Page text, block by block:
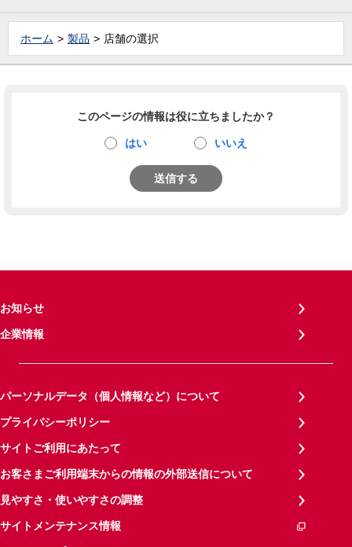
ホーム 製品 店舗の選択
このページの情報は役に立ちましたか？
はい いいえ
送信する
お知らせ
企業情報
パーソナルデータ（個人情報など）について
プライバシーポリシー
サイトご利用にあたって
お客さまご利用端末からの情報の外部送信について
見やすさ・使いやすさの調整
サイトメンテナンス情報